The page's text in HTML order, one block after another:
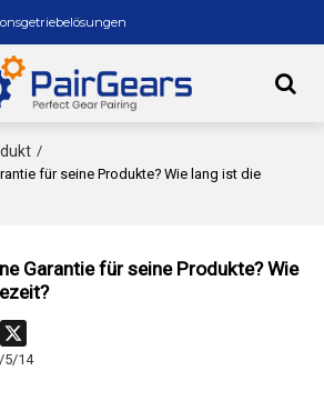
/
für seine Produkte? Wie lang ist die
Garantie für seine Produkte? Wie
WhatsApp
5/14